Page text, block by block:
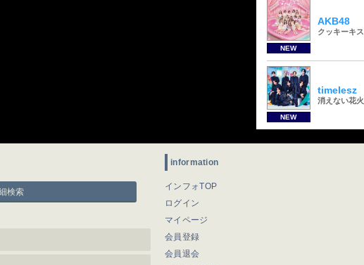
NEW
AKB48
クッキーキス
NEW
timelesz
消えない花火
検索
information
インフォTOP
ログイン
マイページ
会員登録
会員退会